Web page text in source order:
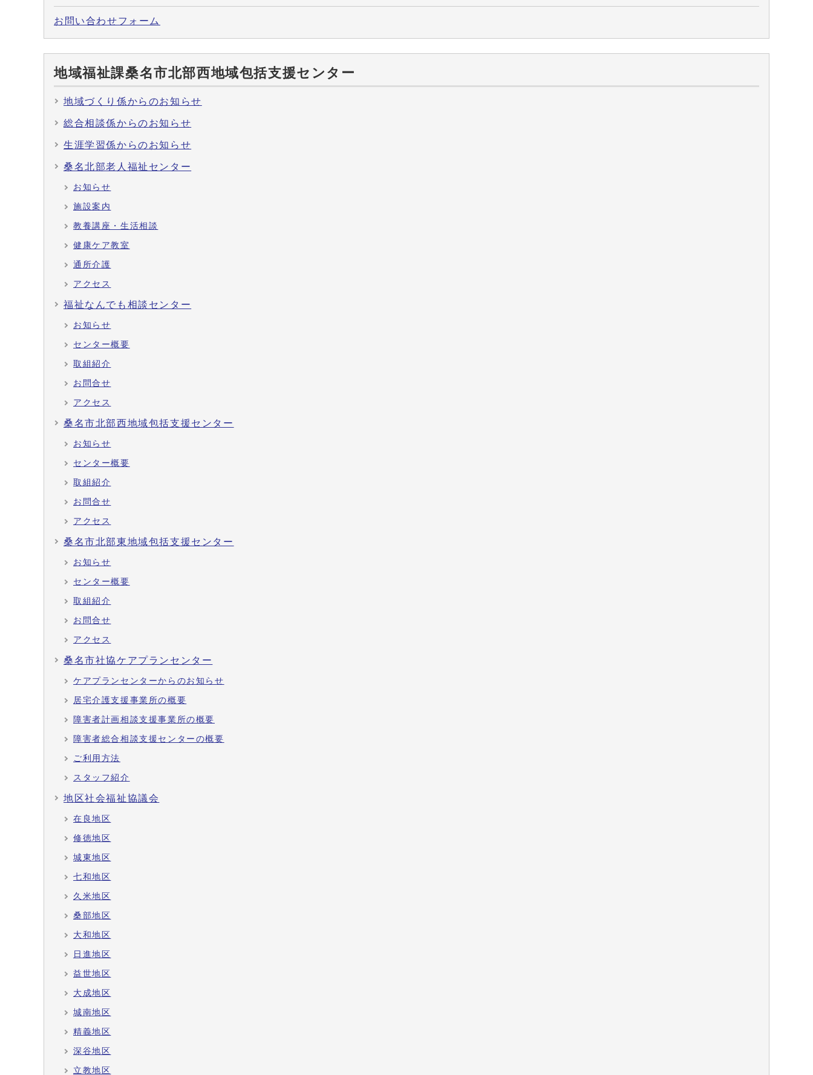
お問い合わせフォーム
地域福祉課桑名市北部西地域包括支援センター
地域づくり係からのお知らせ
総合相談係からのお知らせ
生涯学習係からのお知らせ
桑名北部老人福祉センター
お知らせ
施設案内
教養講座・生活相談
健康ケア教室
通所介護
アクセス
福祉なんでも相談センター
お知らせ
センター概要
取組紹介
お問合せ
アクセス
桑名市北部西地域包括支援センター
お知らせ
センター概要
取組紹介
お問合せ
アクセス
桑名市北部東地域包括支援センター
お知らせ
センター概要
取組紹介
お問合せ
アクセス
桑名市社協ケアプランセンター
ケアプランセンターからのお知らせ
居宅介護支援事業所の概要
障害者計画相談支援事業所の概要
障害者総合相談支援センターの概要
ご利用方法
スタッフ紹介
地区社会福祉協議会
在良地区
修徳地区
城東地区
七和地区
久米地区
桑部地区
大和地区
日進地区
益世地区
大成地区
城南地区
精義地区
深谷地区
立教地区